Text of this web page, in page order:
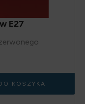
E27
KOSZYKA